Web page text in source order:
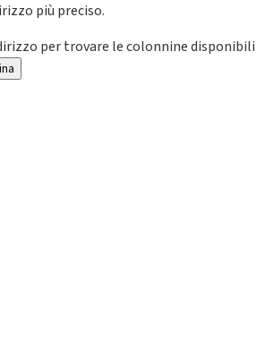
più preciso.
per trovare le colonnine disponibili